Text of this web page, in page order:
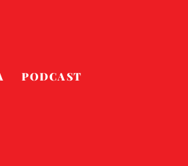
PODCAST